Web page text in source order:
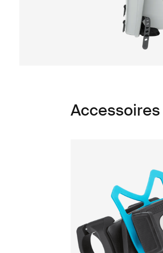
Accessoires